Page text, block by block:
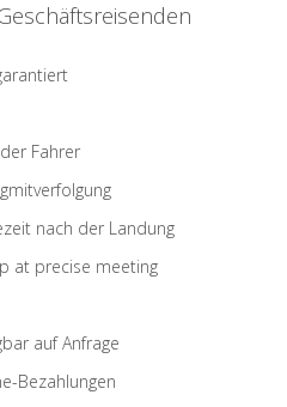
Fahrer
nach der Landung
at precise meeting
auf Anfrage
Bezahlungen